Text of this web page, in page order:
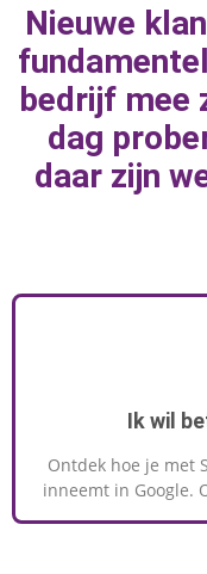
geweldige
Nieuwe
bedrijf mee
dag
daar zijn
Ik wil
Ontdek hoe je met
inneemt in Google.